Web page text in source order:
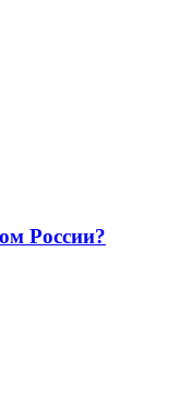
России?